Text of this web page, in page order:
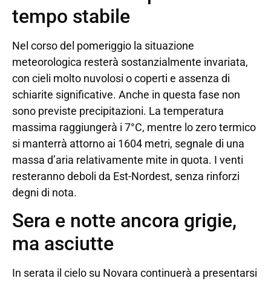
tempo stabile
Nel corso del pomeriggio la situazione
meteorologica resterà sostanzialmente invariata,
con cieli molto nuvolosi o coperti e assenza di
schiarite significative. Anche in questa fase non
sono previste precipitazioni. La temperatura
massima raggiungerà i 7°C, mentre lo zero termico
si manterrà attorno ai 1604 metri, segnale di una
massa d’aria relativamente mite in quota. I venti
resteranno deboli da Est-Nordest, senza rinforzi
degni di nota.
Sera e notte ancora grigie,
ma asciutte
In serata il cielo su Novara continuerà a presentarsi